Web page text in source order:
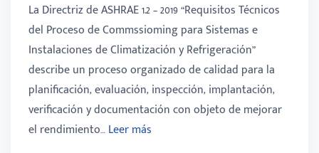
La Directriz de ASHRAE 1.2 – 2019 “Requisitos Técnicos
del Proceso de Commssioming para Sistemas e
Instalaciones de Climatización y Refrigeración”
describe un proceso organizado de calidad para la
planificación, evaluación, inspección, implantación,
verificación y documentación con objeto de mejorar
el rendimiento…Leer más